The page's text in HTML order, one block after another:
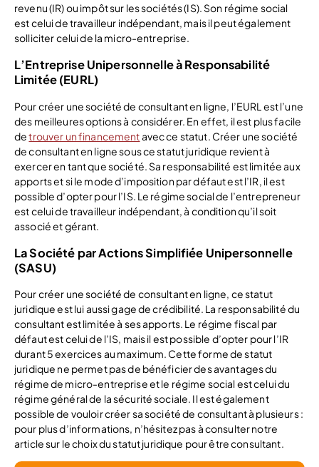
revenu (IR) ou impôt sur les sociétés (IS). Son régime social
est celui de travailleur indépendant, mais il peut également
solliciter celui de la micro-entreprise.
L’Entreprise Unipersonnelle à Responsabilité
Limitée (EURL)
Pour créer une société de consultant en ligne, l’EURL est l’une
des meilleures options à considérer. En effet, il est plus facile
detrouver un financementavec ce statut. Créer une société
de consultant en ligne sous ce statut juridique revient à
exercer en tant que société. Sa responsabilité est limitée aux
apports et si le mode d’imposition par défaut est l’IR, il est
possible d’opter pour l’IS. Le régime social de l’entrepreneur
est celui de travailleur indépendant, à condition qu’il soit
associé et gérant.
La Société par Actions Simplifiée Unipersonnelle
(SASU)
Pour créer une société de consultant en ligne, ce statut
juridique est lui aussi gage de crédibilité. La responsabilité du
consultant est limitée à ses apports. Le régime fiscal par
défaut est celui de l’IS, mais il est possible d’opter pour l’IR
durant 5 exercices au maximum. Cette forme de statut
juridique ne permet pas de bénéficier des avantages du
régime de micro-entreprise et le régime social est celui du
régime général de la sécurité sociale. Il est également
possible de vouloir créer sa société de consultant à plusieurs :
pour plus d’informations, n’hésitez pas à consulter notre
article sur le choix du statut juridique pour être consultant.